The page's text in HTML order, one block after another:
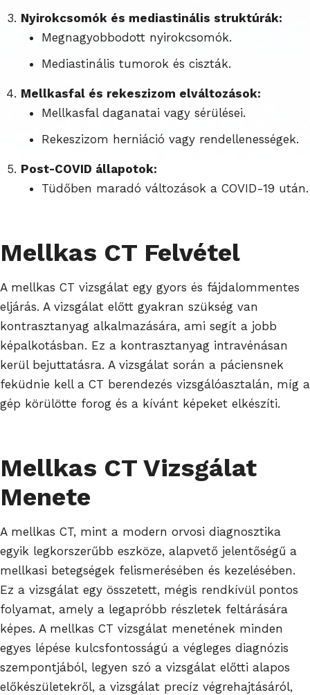
Nyirokcsomók és mediastinális struktúrák:
Megnagyobbodott nyirokcsomók.
Mediastinális tumorok és ciszták.
Mellkasfal és rekeszizom elváltozások:
Mellkasfal daganatai vagy sérülései.
Rekeszizom herniáció vagy rendellenességek.
Post-COVID állapotok:
Tüdőben maradó változások a COVID-19 után.
Mellkas CT Felvétel
A mellkas CT vizsgálat egy gyors és fájdalommentes
eljárás. A vizsgálat előtt gyakran szükség van
kontrasztanyag alkalmazására, ami segít a jobb
képalkotásban. Ez a kontrasztanyag intravénásan
kerül bejuttatásra. A vizsgálat során a páciensnek
feküdnie kell a CT berendezés vizsgálóasztalán, míg a
gép körülötte forog és a kívánt képeket elkészíti.
Mellkas CT Vizsgálat
Menete
A mellkas CT, mint a modern orvosi diagnosztika
egyik legkorszerűbb eszköze, alapvető jelentőségű a
mellkasi betegségek felismerésében és kezelésében.
Ez a vizsgálat egy összetett, mégis rendkívül pontos
folyamat, amely a legapróbb részletek feltárására
képes. A mellkas CT vizsgálat menetének minden
egyes lépése kulcsfontosságú a végleges diagnózis
szempontjából, legyen szó a vizsgálat előtti alapos
előkészületekről, a vizsgálat precíz végrehajtásáról,